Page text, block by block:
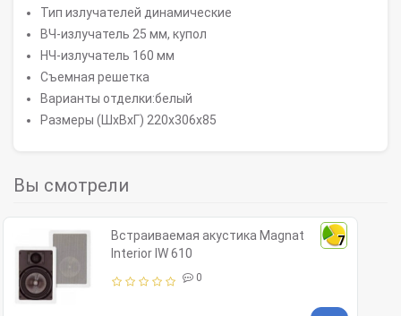
Тип излучателей динамические
ВЧ-излучатель 25 мм, купол
НЧ-излучатель 160 мм
Съемная решетка
Варианты отделки:белый
Размеры (ШхВхГ) 220x306x85
Вы смотрели
7
Встраиваемая акустика Magnat
Interior IW 610
0